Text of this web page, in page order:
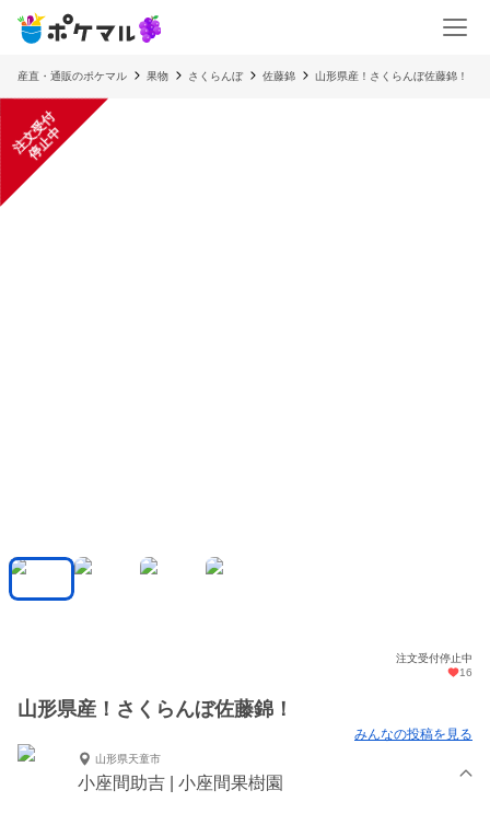
産直・通販のポケマル 果物 さくらんぼ 佐藤錦 山形県産！さくらんぼ佐藤錦！
注
文
受
付
停
止
中
注文受付停止中
16
山形県産！さくらんぼ佐藤錦！
みんなの投稿を見る
山形県天童市
小座間助吉 | 小座間果樹園